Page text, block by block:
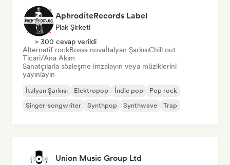
AphroditeRecords Label
Plak Şirketi
> 300 cevap verildi
Alternatif rockBossa novaİtalyan ŞarkısıChill out
Ticari/Ana Akım
Sanatçılarla sözleşme imzalayın veya müziklerini
yayınlayın
İtalyan Şarkısı Elektropop İndie pop
Pop rock
Singer-songwriter
Synthpop Synthwave Trap
Union Music Group Ltd